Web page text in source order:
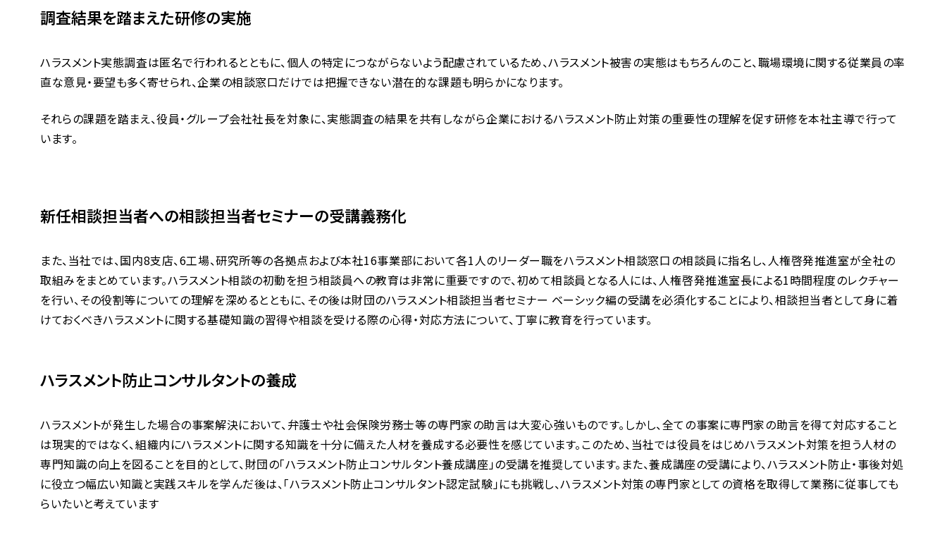
調査結果を踏まえた研修の実施
ハラスメント実態調査は匿名で行われるとともに、個人の特定につながらないよう配慮されているため、ハラスメント被害の実態はもちろんのこと、職場環境に関する従業員の率
直な意見・要望も多く寄せられ、企業の相談窓口だけでは把握できない潜在的な課題も明らかになります。
それらの課題を踏まえ、役員・グループ会社社長を対象に、実態調査の結果を共有しながら企業におけるハラスメント防止対策の重要性の理解を促す研修を本社主導で行って
います。
新任相談担当者への相談担当者セミナーの受講義務化
また、当社では、国内8支店、6工場、研究所等の各拠点および本社16事業部において各1人のリーダー職をハラスメント相談窓口の相談員に指名し、人権啓発推進室が全社の
取組みをまとめています。ハラスメント相談の初動を担う相談員への教育は非常に重要ですので、初めて相談員となる人には、人権啓発推進室長による1時間程度のレクチャー
を行い、その役割等についての理解を深めるとともに、その後は財団のハラスメント相談担当者セミナー ベーシック編の受講を必須化することにより、相談担当者として身に着
けておくべきハラスメントに関する基礎知識の習得や相談を受ける際の心得・対応方法について、丁寧に教育を行っています。
ハラスメント防止コンサルタントの養成
ハラスメントが発生した場合の事案解決において、弁護士や社会保険労務士等の専門家の助言は大変心強いものです。しかし、全ての事案に専門家の助言を得て対応すること
は現実的ではなく、組織内にハラスメントに関する知識を十分に備えた人材を養成する必要性を感じています。このため、当社では役員をはじめハラスメント対策を担う人材の
専門知識の向上を図ることを目的として、財団の「ハラスメント防止コンサルタント養成講座」の受講を推奨しています。また、養成講座の受講により、ハラスメント防止・事後対処
に役立つ幅広い知識と実践スキルを学んだ後は、「ハラスメント防止コンサルタント認定試験」にも挑戦し、ハラスメント対策の専門家としての資格を取得して業務に従事しても
らいたいと考えています